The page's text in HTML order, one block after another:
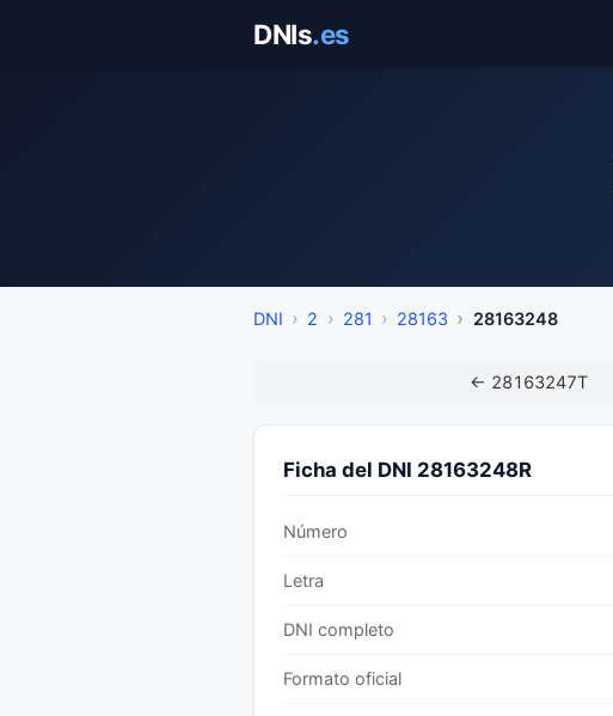
DNIs.es
DNI 2 281 28163 28163248
← 28163247T
Ficha del DNI 28163248R
Número
Letra
DNI completo
Formato oficial